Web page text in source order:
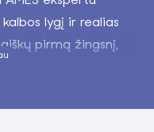
lygį ir realias
pirmą žingsnį,